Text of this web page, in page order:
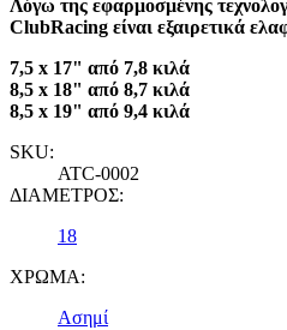
Λόγω της εφαρμοσμένης
ClubRacing είναι εξαιρετικά
7,5 x 17" από 7,8 κιλά
8,5 x 18" από 8,7 κιλά
8,5 x 19" από 9,4 κιλά
SKU:
ATC-0002
ΔΙΑΜΕΤΡΟΣ:
18
ΧΡΩΜΑ:
Ασημί